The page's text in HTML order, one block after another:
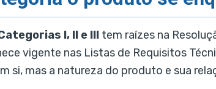
I, II e III tem raízes na
vigente nas Listas de Requisitos
si, mas a natureza do produto e sua